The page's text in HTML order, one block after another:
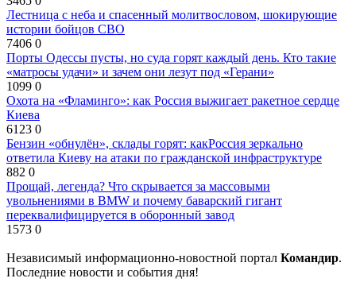
Лестница с неба и спасенный молитвословом, шокирующие
истории бойцов СВО
7406 0
Порты Одессы пусты, но суда горят каждый день. Кто такие
«матросы удачи» и зачем они лезут под «Герани»
1099 0
Охота на «Фламинго»: как Россия выжигает ракетное сердце
Киева
6123 0
Бензин «обнулён», склады горят: какРоссия зеркально
ответила Киеву на атаки по гражданской инфраструктуре
882 0
Прощай, легенда? Что скрывается за массовыми
увольнениями в BMW и почему баварский гигант
переквалифицируется в оборонный завод
1573 0
Независимый информационно-новостной портал Командир.
Последние новости и события дня!